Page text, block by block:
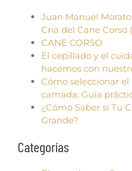
Juan Manuel
Cría del Cane Corso
CANE CORSO
El cepillado y el
hacemos con
Cómo seleccionar
camada: Guía
¿Cómo Saber si Tu
Grande?
Categorías